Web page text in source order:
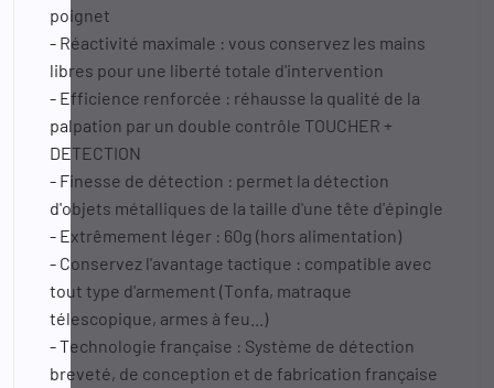
poignet
- Réactivité maximale : vous conservez les mains
libres pour une liberté totale d'intervention
- Efficience renforcée : réhausse la qualité de la
palpation par un double contrôle TOUCHER +
DETECTION
- Finesse de détection : permet la détection
d'objets métalliques de la taille d'une tête d'épingle
- Extrêmement léger : 60g (hors alimentation)
- Conservez l'avantage tactique : compatible avec
tout type d'armement (Tonfa, matraque
télescopique, armes à feu...)
- Technologie française : Système de détection
breveté, de conception et de fabrication française